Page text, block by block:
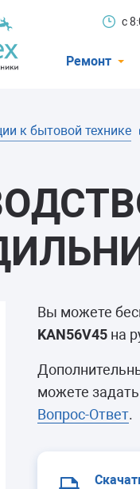
с
Ремонт
к бытовой технике
Вы можете
KAN56V45 на
можете
Вопрос-Ответ.